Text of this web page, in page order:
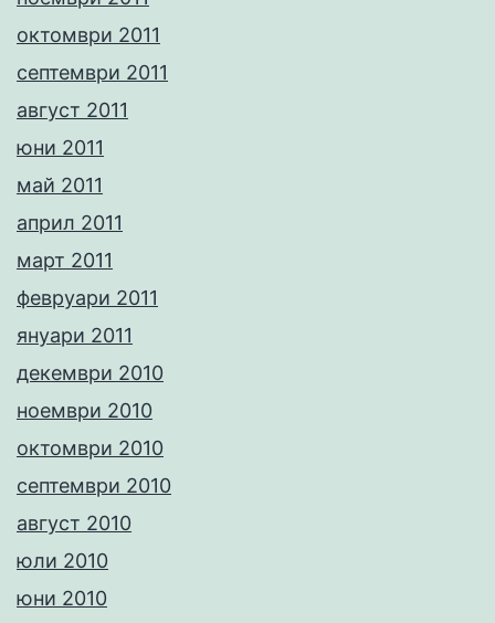
октомври 2011
септември 2011
август 2011
юни 2011
май 2011
април 2011
март 2011
февруари 2011
януари 2011
декември 2010
ноември 2010
октомври 2010
септември 2010
август 2010
юли 2010
юни 2010